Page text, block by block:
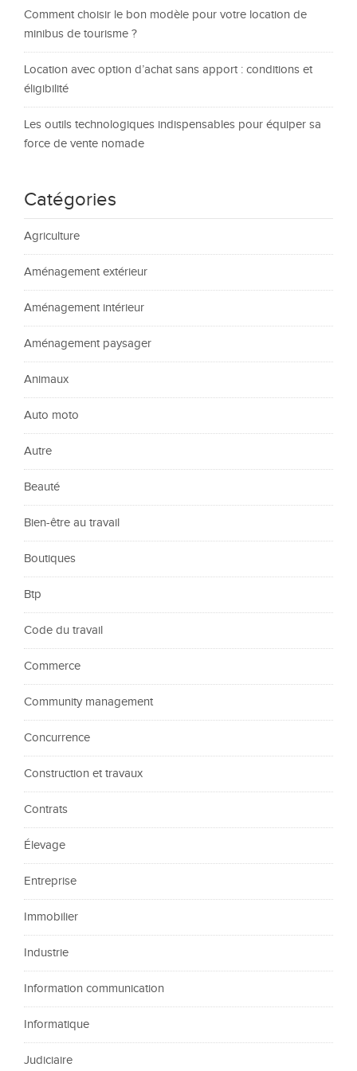
Comment choisir le bon modèle pour votre location de
minibus de tourisme ?
Location avec option d’achat sans apport : conditions et
éligibilité
Les outils technologiques indispensables pour équiper sa
force de vente nomade
Catégories
Agriculture
Aménagement extérieur
Aménagement intérieur
Aménagement paysager
Animaux
Auto moto
Autre
Beauté
Bien-être au travail
Boutiques
Btp
Code du travail
Commerce
Community management
Concurrence
Construction et travaux
Contrats
Élevage
Entreprise
Immobilier
Industrie
Information communication
Informatique
Judiciaire